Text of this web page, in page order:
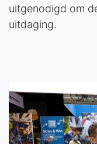
uitgenodigd om
uitdaging.